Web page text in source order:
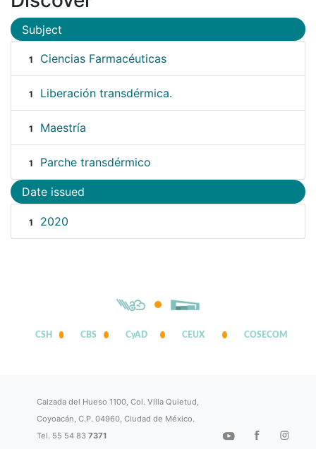
Subject
1 Ciencias Farmacéuticas
1 Liberación transdérmica.
1 Maestría
1 Parche transdérmico
Date issued
1 2020
CSH CBS CyAD CEUX COSECOM
Calzada del Hueso 1100, Col. Villa Quietud,
Coyoacán, C.P. 04960, Ciudad de México.
Tel. 55 54 837371